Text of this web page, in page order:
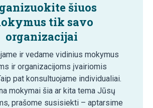
šiuos
tik savo
organizacijai
ir vedame vidinius mokymus
ir organizacijoms įvairiomis
pat konsultuojame individualiai.
mokymai šia ar kita tema Jūsų
prašome susisiekti – aptarsime